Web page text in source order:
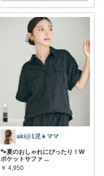
aki@1児👧ママ
🐾夏のおしゃれにぴったり！W
ポケットサファ ...
￥ 4,950